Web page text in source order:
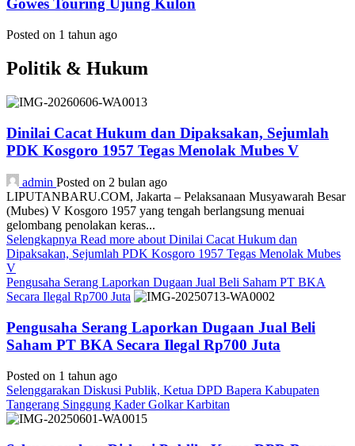
Gowes Touring Ujung Kulon
Posted on 1 tahun ago
Politik & Hukum
Dinilai Cacat Hukum dan Dipaksakan, Sejumlah
PDK Kosgoro 1957 Tegas Menolak Mubes V
admin Posted on 2 bulan ago
LIPUTANBARU.COM, Jakarta – Pelaksanaan Musyawarah Besar
(Mubes) V Kosgoro 1957 yang tengah berlangsung menuai
gelombang penolakan keras...
Selengkapnya Read more about Dinilai Cacat Hukum dan
Dipaksakan, Sejumlah PDK Kosgoro 1957 Tegas Menolak Mubes
V
Pengusaha Serang Laporkan Dugaan Jual Beli Saham PT BKA
Secara Ilegal Rp700 Juta
Pengusaha Serang Laporkan Dugaan Jual Beli
Saham PT BKA Secara Ilegal Rp700 Juta
Posted on 1 tahun ago
Selenggarakan Diskusi Publik, Ketua DPD Bapera Kabupaten
Tangerang Singgung Kader Golkar Karbitan